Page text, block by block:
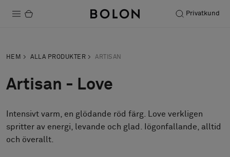
Privatkund
Hållbarhet
Installation
Underhåll
HEM ALLA PRODUKTER ARTISAN
Artisan - Love
Intensivt varm, en glödande röd färg. Love verkligen
spritter av energi, levande och glad. Iögonfallande, alltid
och överallt.